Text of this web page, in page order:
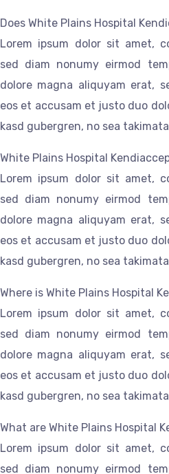
Does White Plains Hospital
Lorem ipsum dolor sit amet,
sed diam nonumy eirmod
dolore magna aliquyam erat,
eos et accusam et justo duo
kasd gubergren, no sea takimata
White Plains Hospital
Lorem ipsum dolor sit amet,
sed diam nonumy eirmod
dolore magna aliquyam erat,
eos et accusam et justo duo
kasd gubergren, no sea takimata
Where is White Plains Hospital
Lorem ipsum dolor sit amet,
sed diam nonumy eirmod
dolore magna aliquyam erat,
eos et accusam et justo duo
kasd gubergren, no sea takimata
What are White Plains Hospital
Lorem ipsum dolor sit amet,
sed diam nonumy eirmod